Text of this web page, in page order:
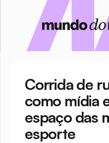
Corrida de
como mídia
espaço das
esporte